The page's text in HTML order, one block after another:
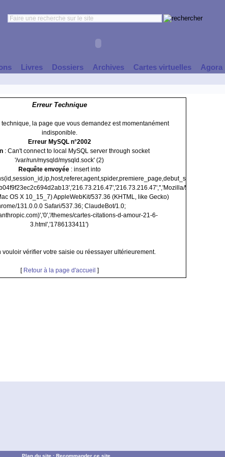
Livres Dossiers Archives Cartes virtuelles Agora
Erreur Technique
la page que vous demandez est momentanément
indisponible.
Erreur MySQL n°2002
: Can't connect to local MySQL server through socket
'/var/run/mysqld/mysqld.sock' (2)
Requête envoyée: insert into
5.0
OS X 10_15_7) AppleWebKit/537.36 (KHTML, like Gecko)
131.0.0.0 Safari/537.36; ClaudeBot/1.0;
themes/cartes-citations-d-amour-21-6-
3.html','1786133411')
vouloir vérifier votre saisie ou réessayer ultérieurement.
[ Retour à la page d'accueil ]
Plan du site · Recommander ce site